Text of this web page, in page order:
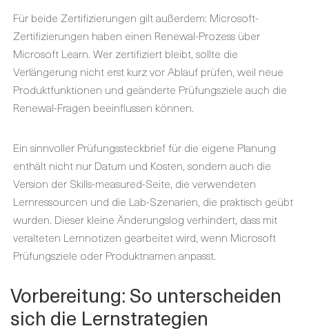
Für beide Zertifizierungen gilt außerdem: Microsoft-
Zertifizierungen haben einen Renewal-Prozess über
Microsoft Learn. Wer zertifiziert bleibt, sollte die
Verlängerung nicht erst kurz vor Ablauf prüfen, weil neue
Produktfunktionen und geänderte Prüfungsziele auch die
Renewal-Fragen beeinflussen können.
Ein sinnvoller Prüfungssteckbrief für die eigene Planung
enthält nicht nur Datum und Kosten, sondern auch die
Version der Skills-measured-Seite, die verwendeten
Lernressourcen und die Lab-Szenarien, die praktisch geübt
wurden. Dieser kleine Änderungslog verhindert, dass mit
veralteten Lernnotizen gearbeitet wird, wenn Microsoft
Prüfungsziele oder Produktnamen anpasst.
Vorbereitung: So unterscheiden
sich die Lernstrategien